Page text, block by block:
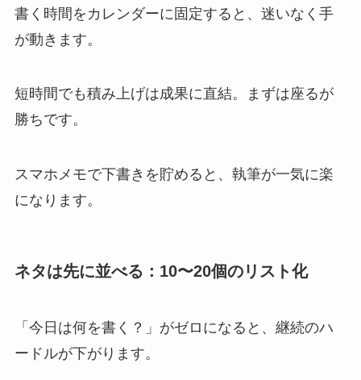
書く時間をカレンダーに固定すると、迷いなく手
が動きます。
短時間でも積み上げは成果に直結。まずは座るが
勝ちです。
スマホメモで下書きを貯めると、執筆が一気に楽
になります。
ネタは先に並べる：10〜20個のリスト化
「今日は何を書く？」がゼロになると、継続のハ
ードルが下がります。